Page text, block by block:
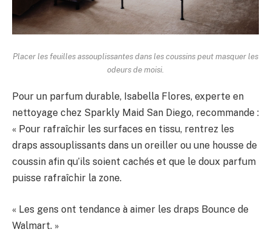
Placer les feuilles assouplissantes dans les coussins peut masquer les
odeurs de moisi.
Pour un parfum durable, Isabella Flores, experte en
nettoyage chez Sparkly Maid San Diego, recommande :
« Pour rafraîchir les surfaces en tissu, rentrez les
draps assouplissants dans un oreiller ou une housse de
coussin afin qu’ils soient cachés et que le doux parfum
puisse rafraîchir la zone.
« Les gens ont tendance à aimer les draps Bounce de
Walmart. »